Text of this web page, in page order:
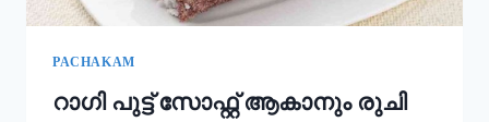
RECIPE
PACHAKAM
റാഗി പുട്ട് സോഫ്റ്റ് ആകാനും രുചി